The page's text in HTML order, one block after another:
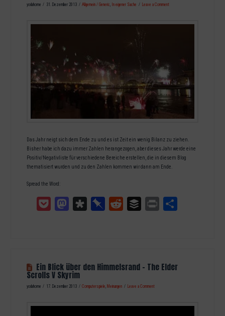
yodahome 31. Dezember 2013 Allgemein / Generic, In eigener Sache Leave a Comment
Das Jahr neigt sich dem Ende zu und es ist Zeit ein wenig Bilanz zu ziehen.
Bisher habe ich dazu immer Zahlen herangezogen, aber dieses Jahr werde eine
Positiv/Negativliste für verschiedene Bereiche erstellen, die in diesem Blog
thematisiert wurden und zu den Zahlen kommen wir dann am Ende.
Spread the Word:
Pocket MastodonDiasporaPinboardReddit Buffer Print
Ein Blick über den Himmelsrand – The Elder
Scrolls V Skyrim
yodahome 17. Dezember 2013 Computerspiele, Meinungen Leave a Comment